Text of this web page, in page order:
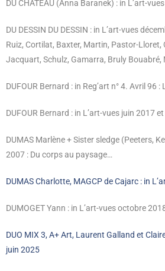
DU CHATEAU (Anna Baranek) : in L’art-
DU DESSIN DU DESSIN : in L’art-vues
Ruiz, Cortilat, Baxter, Martin, Pastor-Lloret,
Jacquart, Schulz, Gamarra, Bruly Bouabré,
DUFOUR Bernard : in Reg’art n° 4. Avril 96 :
DUFOUR Bernard : in L’art-vues juin 2017
DUMAS Marlène + Sister sledge (Peeters,
2007 : Du corps au paysage…
DUMAS Charlotte, MAGCP de Cajarc : in
DUMOGET Yann : in L’art-vues octobre
DUO MIX 3, A+ Art, Laurent Galland et
juin 2025